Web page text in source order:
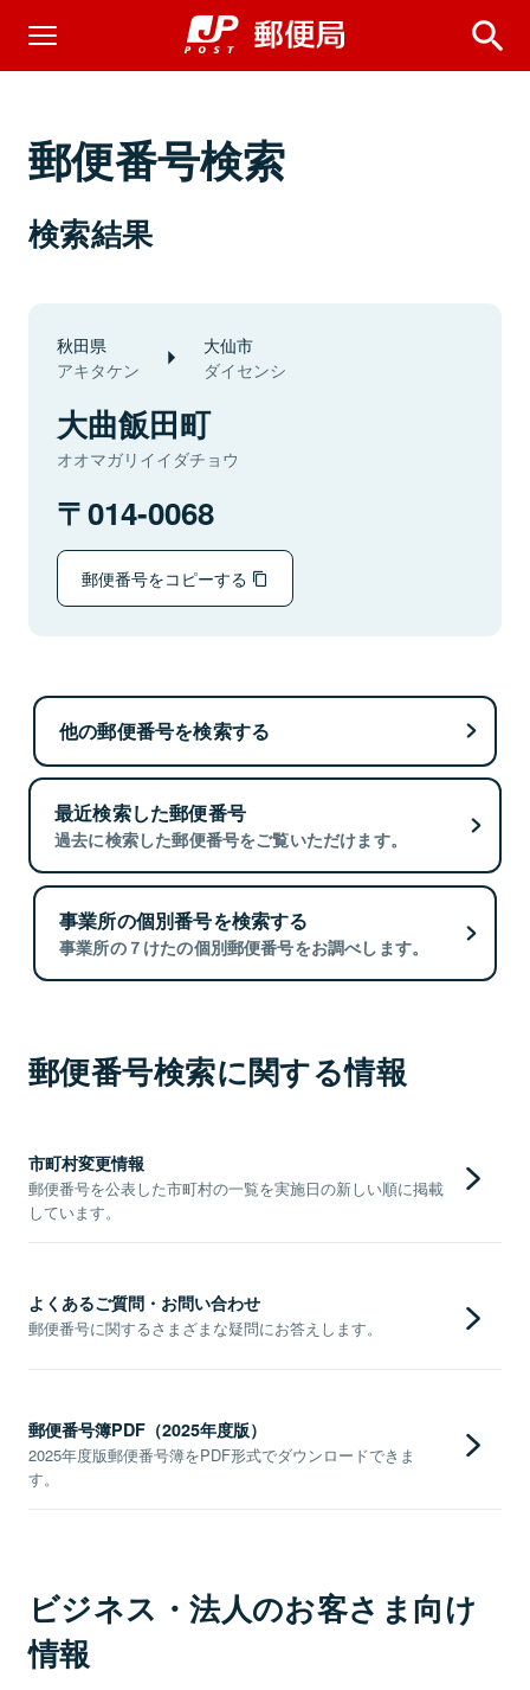
郵便番号検索
検索結果
秋田県
アキタケン
大仙市
ダイセンシ
大曲飯田町
オオマガリイイダチョウ
014-0068
郵便番号をコピーする
他の郵便番号を検索する
最近検索した郵便番号
過去に検索した郵便番号をご覧いただけます。
事業所の個別番号を検索する
事業所の７けたの個別郵便番号をお調べします。
郵便番号検索に関する情報
市町村変更情報
郵便番号を公表した市町村の一覧を実施日の新しい順に掲載
しています。
よくあるご質問・お問い合わせ
郵便番号に関するさまざまな疑問にお答えします。
郵便番号簿PDF（2025年度版）
2025年度版郵便番号簿をPDF形式でダウンロードできま
す。
ビジネス・法人のお客さま向け
情報